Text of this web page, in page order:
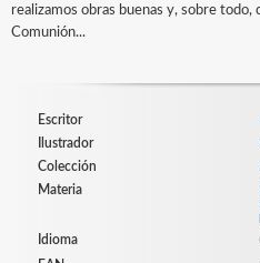
realizamos obras buenas y, sobre todo,
Comunión...
Escritor
Ilustrador
Colección
Materia
Idioma